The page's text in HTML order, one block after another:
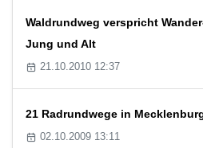
Waldrundweg verspricht
Jung und Alt
21.10.2010 12:37
21 Radrundwege in
02.10.2009 13:11